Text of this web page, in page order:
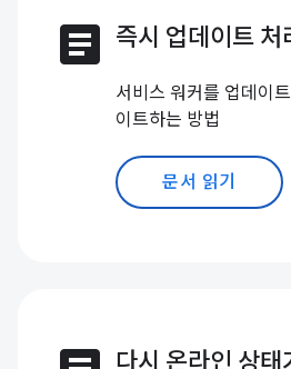
article 즉시 업데이트 처
서비스 워커를 업데이
이트하는 방법
문서 읽기
다시 온라인 상태